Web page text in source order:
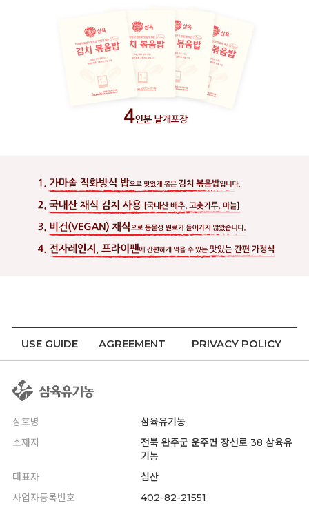
USE GUIDE AGREEMENT PRIVACY POLICY
상호명
삼육유기농
소재지
전북 완주군 운주면 장선로 38 삼육유
기농
대표자
심산
사업자등록번호
402-82-21551